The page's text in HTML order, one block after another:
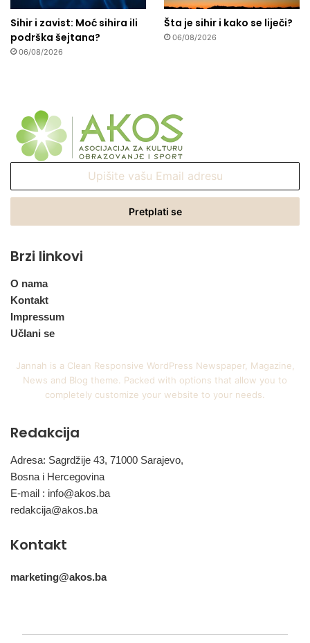
Sihir i zavist: Moć sihira ili
podrška šejtana?
06/08/2026
Šta je sihir i kako se liječi?
06/08/2026
Email
Brzi linkovi
O nama
Kontakt
Impressum
Učlani se
Jannah is a Clean Responsive WordPress Newspaper, Magazine,
News and Blog theme. Packed with options that allow you to
completely customize your website to your needs.
Redakcija
Adresa: Sagrdžije 43, 71000 Sarajevo,
Bosna i Hercegovina
E-mail : info@akos.ba
redakcija@akos.ba
Kontakt
marketing@akos.ba